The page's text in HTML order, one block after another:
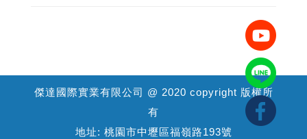
傑達國際實業有限公司 @ 2020 copyright 版權所
有
地址: 桃園市中壢區福嶺路193號